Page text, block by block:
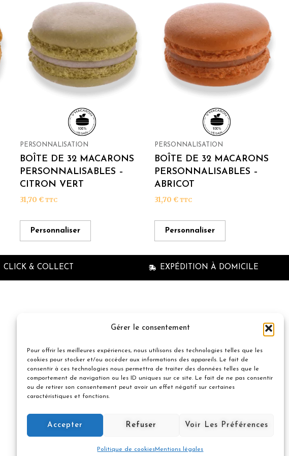
Gérer le consentement
Pour offrir les meilleures expériences, nous utilisons des technologies telles que les
cookies pour stocker et/ou accéder aux informations des appareils. Le fait de
consentir à ces technologies nous permettra de traiter des données telles que le
comportement de navigation ou les ID uniques sur ce site. Le fait de ne pas consentir
ou de retirer son consentement peut avoir un effet négatif sur certaines
caractéristiques et fonctions.
Accepter Refuser Voir Les Préférences
Politique de cookiesMentions légales
PERSONNALISATION
BOÎTE DE 32 MACARONS
PERSONNALISABLES –
CITRON VERT
31,70 € TTC
Personnaliser
PERSONNALISATION
BOÎTE DE 32 MACARONS
PERSONNALISABLES –
ABRICOT
31,70 € TTC
Personnaliser
CLICK & COLLECT EXPÉDITION À DOMICILE
© 2021 Nuances Gourmandes